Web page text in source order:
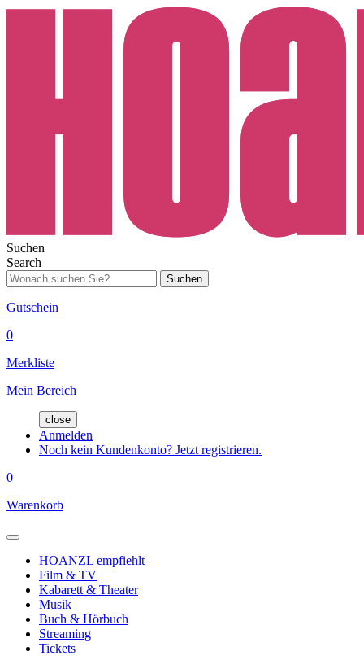
Suchen
Search
Suchen
Gutschein
0
Merkliste
Mein Bereich
close
Anmelden
Noch kein Kundenkonto? Jetzt registrieren.
0
Warenkorb
HOANZL empfiehlt
Film & TV
Kabarett & Theater
Musik
Buch & Hörbuch
Streaming
Tickets